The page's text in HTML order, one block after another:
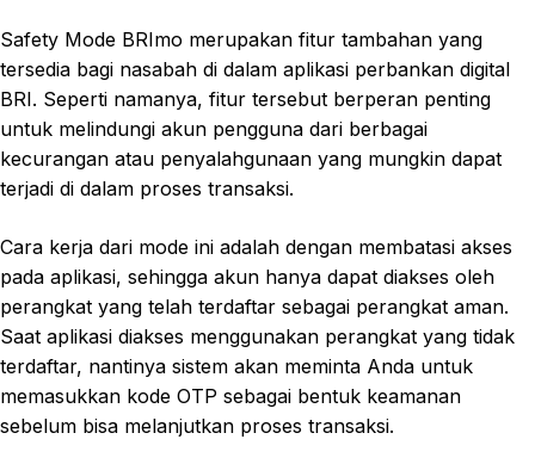
Safety Mode BRImo merupakan fitur tambahan yang
tersedia bagi nasabah di dalam aplikasi perbankan digital
BRI. Seperti namanya, fitur tersebut berperan penting
untuk melindungi akun pengguna dari berbagai
kecurangan atau penyalahgunaan yang mungkin dapat
terjadi di dalam proses transaksi.
Cara kerja dari mode ini adalah dengan membatasi akses
pada aplikasi, sehingga akun hanya dapat diakses oleh
perangkat yang telah terdaftar sebagai perangkat aman.
Saat aplikasi diakses menggunakan perangkat yang tidak
terdaftar, nantinya sistem akan meminta Anda untuk
memasukkan kode OTP sebagai bentuk keamanan
sebelum bisa melanjutkan proses transaksi.